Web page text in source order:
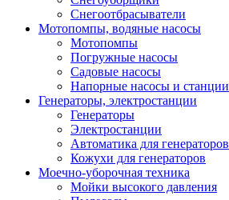
Снегоотбрасыватели
Мотопомпы, водяные насосы
Мотопомпы
Погружные насосы
Садовые насосы
Напорные насосы и станции
Генераторы, электростанции
Генераторы
Электростанции
Автоматика для генераторов
Кожухи для генераторов
Моечно-уборочная техника
Мойки высокого давления